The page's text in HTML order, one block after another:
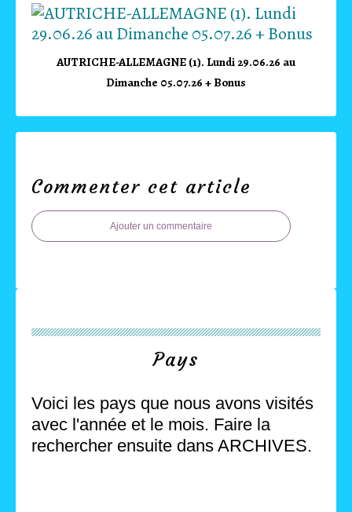
AUTRICHE-ALLEMAGNE (1). Lundi 29.06.26 au
Dimanche 05.07.26 + Bonus
Commenter cet article
Ajouter un commentaire
Pays
Voici les pays que nous avons visités
avec l'année et le mois. Faire la
rechercher ensuite dans ARCHIVES.